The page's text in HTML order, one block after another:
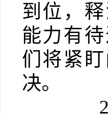
到位，
能力有
们将紧
决。